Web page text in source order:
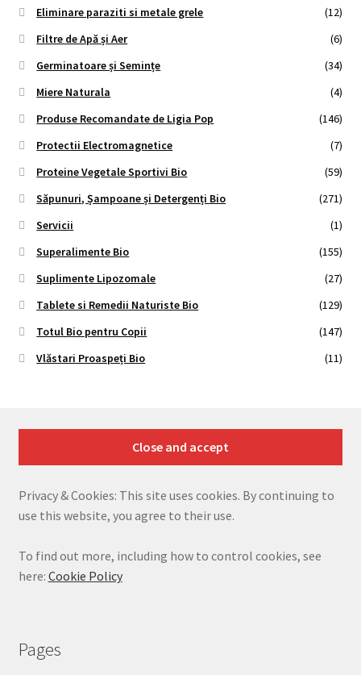
Eliminare paraziti si metale grele
(12)
Filtre de Apă și Aer
(6)
Germinatoare și Semințe
(34)
Miere Naturala
(4)
Produse Recomandate de Ligia Pop
(146)
Protectii Electromagnetice
(7)
Proteine Vegetale Sportivi Bio
(59)
Săpunuri, Șampoane și Detergenți Bio
(271)
Servicii
(1)
Superalimente Bio
(155)
Suplimente Lipozomale
(27)
Tablete si Remedii Naturiste Bio
(129)
Totul Bio pentru Copii
(147)
Vlăstari Proaspeți Bio
(11)
Privacy & Cookies: This site uses cookies. By continuing to
use this website, you agree to their use.
To find out more, including how to control cookies, see
here: Cookie Policy
Pages